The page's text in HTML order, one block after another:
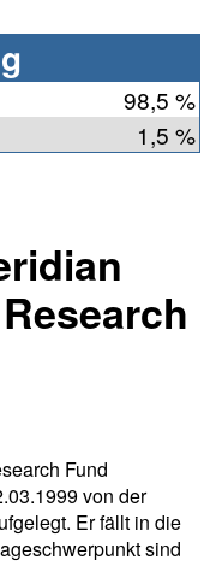
98,5 %
1,5 %
Fund
von der
Er fällt in die
sind